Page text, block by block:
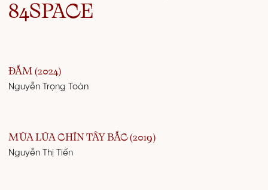
84SPACE
ĐẮM (2024)
Nguyễn Trọng Toàn
MÙA LÚA CHÍN TÂY BẮC (2019)
Nguyễn Thị Tiến